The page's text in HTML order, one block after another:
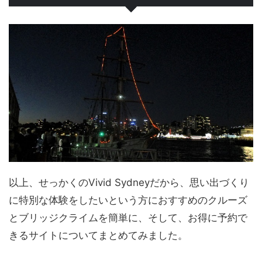
以上、せっかくのVivid Sydneyだから、思い出づくり
に特別な体験をしたいという方におすすめのクルーズ
とブリッジクライムを簡単に、そして、お得に予約で
きるサイトについてまとめてみました。